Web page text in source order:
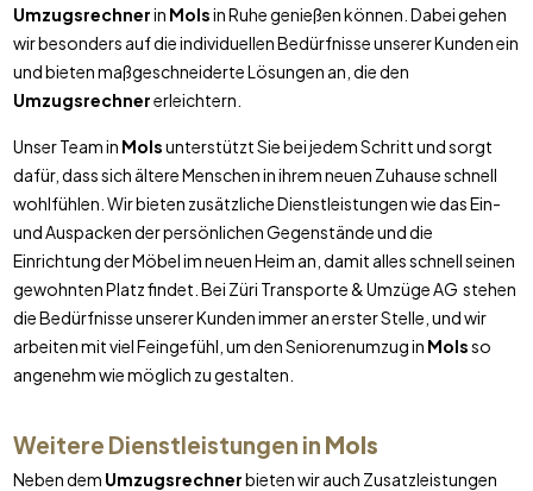
Umzugsrechnerin Molsin Ruhe genießen können. Dabei gehen
wir besonders auf die individuellen Bedürfnisse unserer Kunden ein
und bieten maßgeschneiderte Lösungen an, die den
Umzugsrechnererleichtern.
Unser Team in Molsunterstützt Sie bei jedem Schritt und sorgt
dafür, dass sich ältere Menschen in ihrem neuen Zuhause schnell
wohlfühlen. Wir bieten zusätzliche Dienstleistungen wie das Ein-
und Auspacken der persönlichen Gegenstände und die
Einrichtung der Möbel im neuen Heim an, damit alles schnell seinen
gewohnten Platz findet. Bei Züri Transporte & Umzüge AG stehen
die Bedürfnisse unserer Kunden immer an erster Stelle, und wir
arbeiten mit viel Feingefühl, um den Seniorenumzug in Molsso
angenehm wie möglich zu gestalten.
Weitere Dienstleistungen in Mols
Neben dem Umzugsrechnerbieten wir auch Zusatzleistungen